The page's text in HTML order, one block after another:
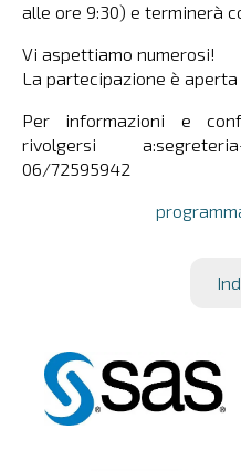
alle ore 9:30) e terminerà
Vi aspettiamo numerosi!
La partecipazione è
Per informazioni e
rivolgersi
06/72595942